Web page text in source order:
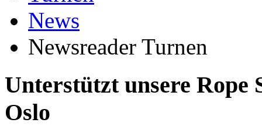
News
Newsreader Turnen
Unterstützt unsere Rope
Oslo